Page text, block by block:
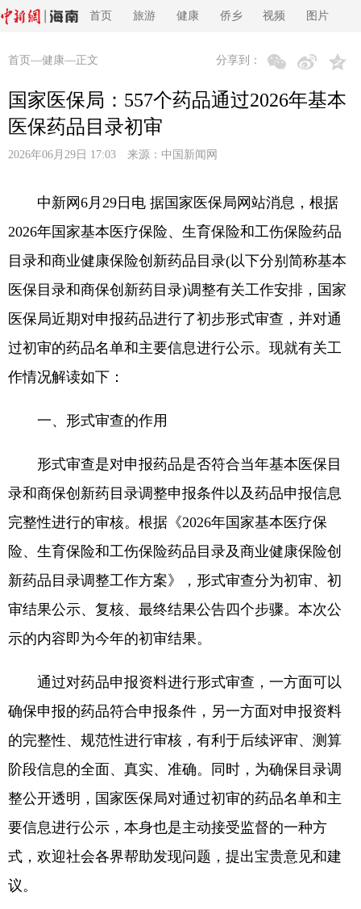
首页 旅游 健康 侨乡 视频 图片
首页 —健康—正文 分享到：
国家医保局：557个药品通过2026年基本
医保药品目录初审
2026年06月29日 17:03 来源： 中国新闻网
中新网6月29日电 据国家医保局网站消息，根据
2026年国家基本医疗保险、生育保险和工伤保险药品
目录和商业健康保险创新药品目录(以下分别简称基本
医保目录和商保创新药目录)调整有关工作安排，国家
医保局近期对申报药品进行了初步形式审查，并对通
过初审的药品名单和主要信息进行公示。现就有关工
作情况解读如下：
一、形式审查的作用
形式审查是对申报药品是否符合当年基本医保目
录和商保创新药目录调整申报条件以及药品申报信息
完整性进行的审核。根据《2026年国家基本医疗保
险、生育保险和工伤保险药品目录及商业健康保险创
新药品目录调整工作方案》，形式审查分为初审、初
审结果公示、复核、最终结果公告四个步骤。本次公
示的内容即为今年的初审结果。
通过对药品申报资料进行形式审查，一方面可以
确保申报的药品符合申报条件，另一方面对申报资料
的完整性、规范性进行审核，有利于后续评审、测算
阶段信息的全面、真实、准确。同时，为确保目录调
整公开透明，国家医保局对通过初审的药品名单和主
要信息进行公示，本身也是主动接受监督的一种方
式，欢迎社会各界帮助发现问题，提出宝贵意见和建
议。